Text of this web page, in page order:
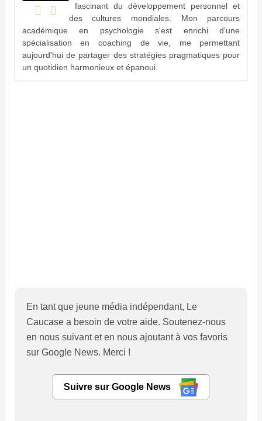
fascinant du développement personnel et
des cultures mondiales. Mon parcours
académique en psychologie s'est enrichi d'une
spécialisation en coaching de vie, me permettant
aujourd'hui de partager des stratégies pragmatiques pour
un quotidien harmonieux et épanoui.
En tant que jeune média indépendant, Le
Caucase a besoin de votre aide. Soutenez-nous
en nous suivant et en nous ajoutant à vos favoris
sur Google News. Merci !
Suivre sur Google News